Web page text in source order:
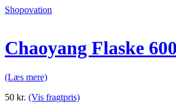
Shopovation
Chaoyang Flaske
(Læs mere)
50 kr. (Vis fragtpris)